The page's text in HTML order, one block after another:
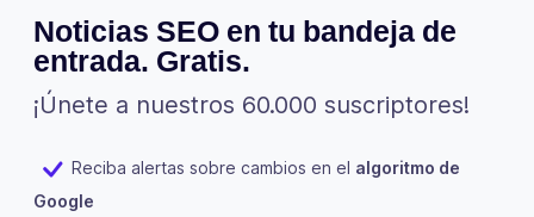
Noticias SEO en tu bandeja de
entrada. Gratis.
¡Únete a nuestros 60.000 suscriptores!
Reciba alertas sobre cambios en el algoritmo de
Google